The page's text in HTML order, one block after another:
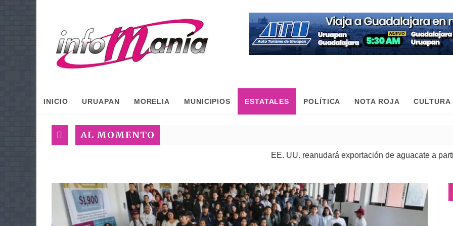
INICIO URUAPAN MORELIA MUNICIPIOS ESTATALES POLÍTICA NOTA ROJA CULTURA
AL MOMENTO
EE. UU. reanudará exportación de aguacate a partir de